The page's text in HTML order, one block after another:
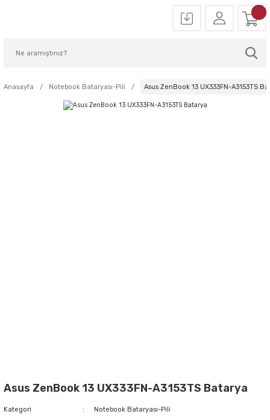
Anasayfa Notebook Bataryası-Pili Asus ZenBook 13 UX333FN-A3153TS
Asus ZenBook 13 UX333FN-A3153TS Batarya
Kategori
Notebook Bataryası-Pili